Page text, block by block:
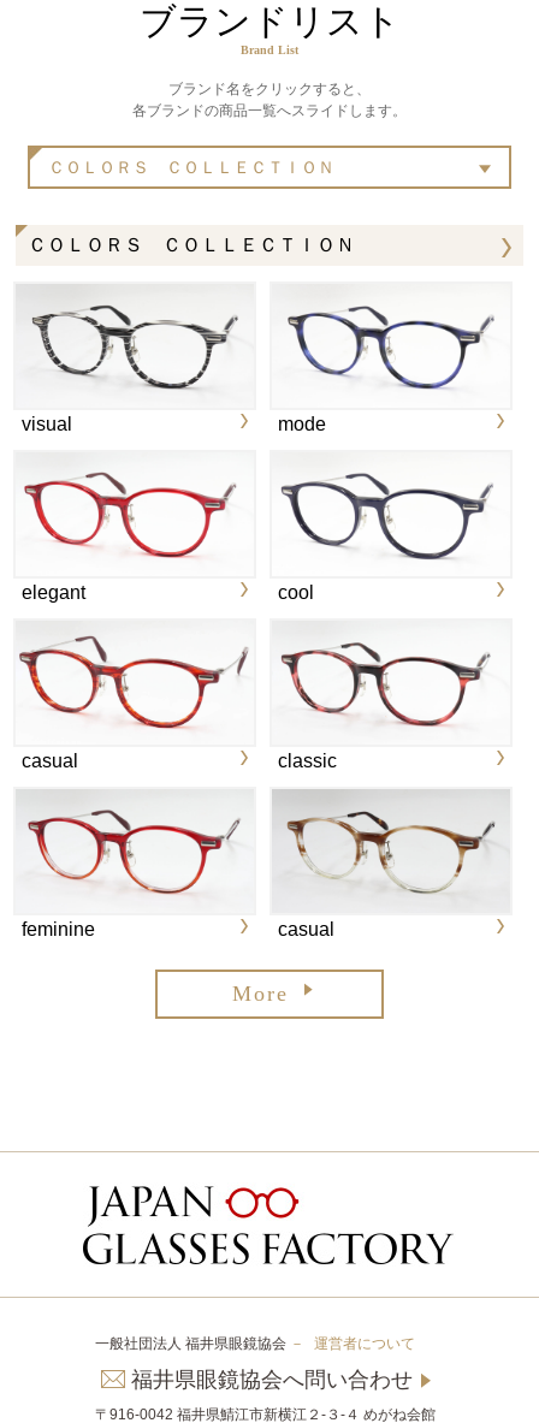
ブランドリスト
Brand List
ブランド名をクリックすると、
各ブランドの商品一覧へスライドします。
ＣＯＬＯＲＳ ＣＯＬＬＥＣＴＩＯＮ
ＣＯＬＯＲＳ ＣＯＬＬＥＣＴＩＯＮ
visual mode
elegant cool
casual classic
feminine casual
More
一般社団法人 福井県眼鏡協会 － 運営者について
福井県眼鏡協会へ問い合わせ
〒916-0042 福井県鯖江市新横江２-３-４ めがね会館